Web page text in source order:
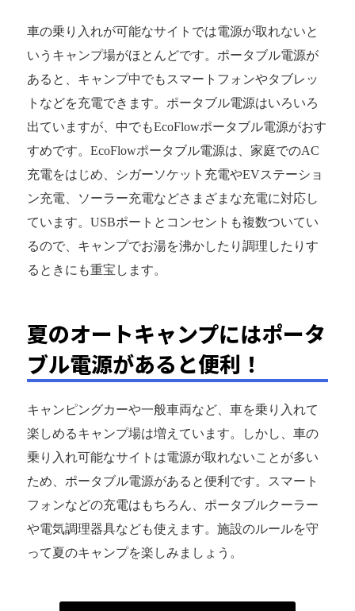
車の乗り入れが可能なサイトでは電源が取れないと
いうキャンプ場がほとんどです。ポータブル電源が
あると、キャンプ中でもスマートフォンやタブレッ
トなどを充電できます。ポータブル電源はいろいろ
出ていますが、中でもEcoFlowポータブル電源がおす
すめです。EcoFlowポータブル電源は、家庭でのAC
充電をはじめ、シガーソケット充電やEVステーショ
ン充電、ソーラー充電などさまざまな充電に対応し
ています。USBポートとコンセントも複数ついてい
るので、キャンプでお湯を沸かしたり調理したりす
るときにも重宝します。
夏のオートキャンプにはポータ
ブル電源があると便利！
キャンピングカーや一般車両など、車を乗り入れて
楽しめるキャンプ場は増えています。しかし、車の
乗り入れ可能なサイトは電源が取れないことが多い
ため、ポータブル電源があると便利です。スマート
フォンなどの充電はもちろん、ポータブルクーラー
や電気調理器具なども使えます。施設のルールを守
って夏のキャンプを楽しみましょう。